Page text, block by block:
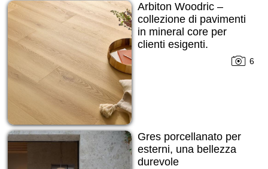
Arbiton Woodric –
collezione di pavimenti
in mineral core per
clienti esigenti.
prodotto nell’Unione
6
Gres porcellanato per
esterni, una bellezza
durevole